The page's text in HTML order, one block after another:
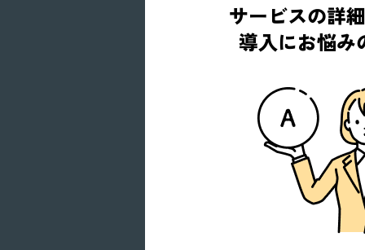
サービスの詳
導入にお悩み